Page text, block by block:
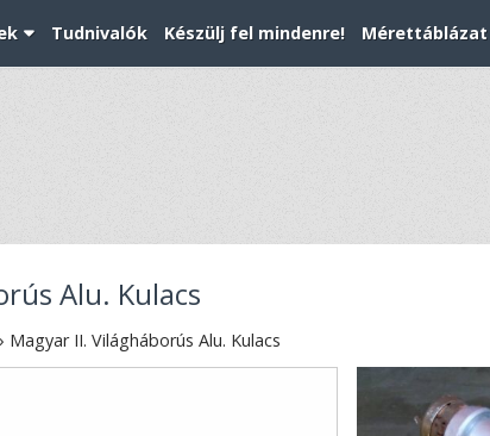
Tudnivalók Készülj fel mindenre! Mérettáblázat
Alu. Kulacs
Magyar II. Világháborús Alu. Kulacs